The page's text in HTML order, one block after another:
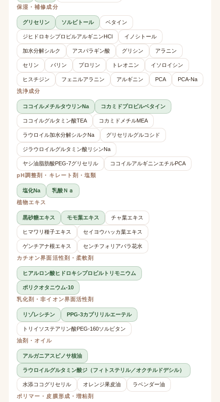
保湿・補修成分
グリセリン ソルビトール ベタイン
ジヒドロキシプロピルアルギニンHCl イノシトール
加水分解シルク アスパラギン酸 グリシン アラニン
セリン バリン プロリン トレオニン イソロイシン
ヒスチジン フェニルアラニン アルギニン PCA
PCA-Na
洗浄成分
ココイルメチルタウリンNa コカミドプロピルベタイン
ココイルグルタミン酸TEA コカミドメチルMEA
ラウロイル加水分解シルクNa グリセリルグルコシド
ジラウロイルグルタミン酸リシンNa
ヤシ油脂肪酸PEG-7グリセリル
ココイルアルギニンエチルPCA
pH調整剤・キレート剤・塩類
塩化Na
乳酸Ｎａ
植物エキス
黒砂糖エキス モモ葉エキス チャ葉エキス
ヒマワリ種子エキス セイヨウハッカ葉エキス
ゲンチアナ根エキス
センチフォリアバラ花水
カチオン界面活性剤・柔軟剤
ヒアルロン酸ヒドロキシプロピルトリモニウム
ポリクオタニウム-10
乳化剤・非イオン界面活性剤
リゾレシチン PPG-3カプリリルエーテル
トリイソステアリン酸PEG-160ソルビタン
油剤・オイル
アルガニアスピノサ核油
ラウロイルグルタミン酸ジ（フィトステリル／オクチルドデシル）
水添ココグリセリル オレンジ果皮油
ラベンダー油
ポリマー・皮膜形成・増粘剤